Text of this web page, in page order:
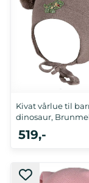
Kivat vårlue til
dinosaur,
2-4 år
519,-